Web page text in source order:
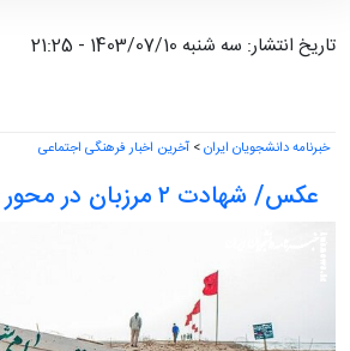
تاریخ انتشار: سه شنبه 1403/07/10 - 21:25
خبرنامه دانشجویان ایران> آخرین اخبار فرهنگی اجتماعی
عکس/ شهادت ۲ مرزبان در محور زاهدان به خاش